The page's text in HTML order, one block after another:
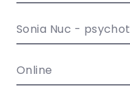
Sonia Nuc -
Online